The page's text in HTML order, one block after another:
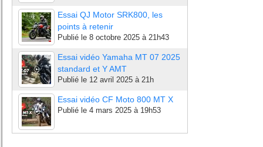
Essai QJ Motor SRK800, les
points à retenir
Publié le 8 octobre 2025 à 21h43
Essai vidéo Yamaha MT 07 2025
standard et Y AMT
Publié le 12 avril 2025 à 21h
Essai vidéo CF Moto 800 MT X
Publié le 4 mars 2025 à 19h53